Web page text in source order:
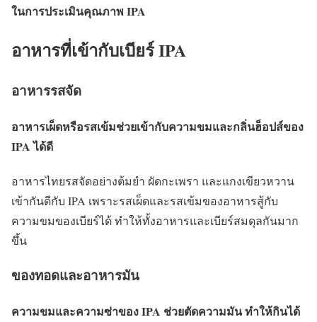
ในการประเมินคุณภาพ IPA
อาหารที่เข้ากับเบียร์ IPA
อาหารรสจัด
อาหารเผ็ดหรือรสเข้มช่วยเข้ากับความขมและกลิ่นฮ็อปส์ของ
IPA ได้ดี
อาหารไทยรสจัดอย่างต้มยำ ผัดกะเพรา และแกงเขียวหวาน
เข้ากันดีกับ IPA เพราะรสเผ็ดและรสเข้มของอาหารสู้กับ
ความขมของเบียร์ได้ ทำให้ทั้งอาหารและเบียร์สมดุลกันมาก
ขึ้น
ของทอดและอาหารมัน
ความขมและความซ่าของ IPA ช่วยตัดความมัน ทำให้กินได้